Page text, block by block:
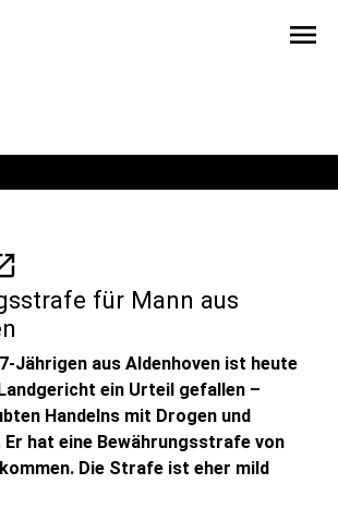
menu
für Mann aus
Jährigen aus Aldenhoven ist heute
ein Urteil gefallen –
Handelns mit Drogen und
hat eine Bewährungsstrafe von
Die Strafe ist eher mild